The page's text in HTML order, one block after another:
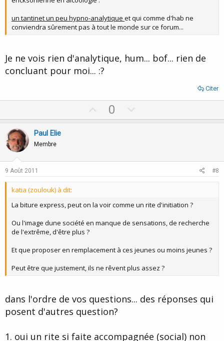
un tantinet un peu hypno-analytique et qui comme d'hab ne
conviendra sûrement pas à tout le monde sur ce forum...
Je ne vois rien d'analytique, hum... bof... rien de
concluant pour moi... :?
Citer
p
0
o
Paul Elie
Membre
9 Août 2011 #8
katia (zoulouk) à dit:
La biture express, peut on la voir comme un rite d'initiation ?
Ou l'image dune société en manque de sensations, de recherche
de l'extrême, d'être plus ?
Et que proposer en remplacement à ces jeunes ou moins jeunes ?
Peut être que justement, ils ne rêvent plus assez ?
dans l'ordre de vos questions... des réponses qui
posent d'autres question?
1. oui un rite si faite accompagnée (social) non